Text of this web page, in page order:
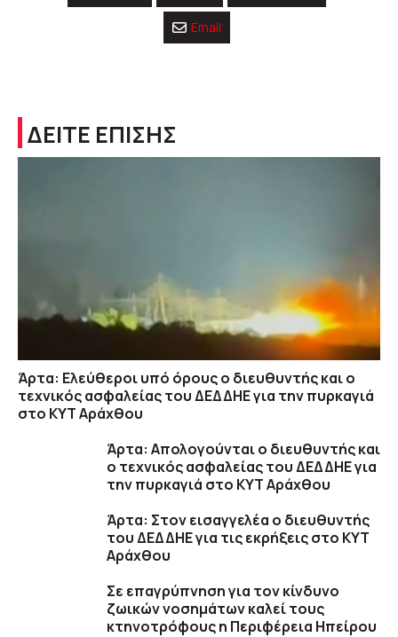
Email
ΔΕΙΤΕ ΕΠΙΣΗΣ
Άρτα: Ελεύθεροι υπό όρους ο διευθυντής και ο
τεχνικός ασφαλείας του ΔΕΔΔΗΕ για την πυρκαγιά
στο ΚΥΤ Αράχθου
Άρτα: Απολογούνται ο διευθυντής και
ο τεχνικός ασφαλείας του ΔΕΔΔΗΕ για
την πυρκαγιά στο ΚΥΤ Αράχθου
Άρτα: Στον εισαγγελέα ο διευθυντής
του ΔΕΔΔΗΕ για τις εκρήξεις στο ΚΥΤ
Αράχθου
Σε επαγρύπνηση για τον κίνδυνο
ζωικών νοσημάτων καλεί τους
κτηνοτρόφους η Περιφέρεια Ηπείρου